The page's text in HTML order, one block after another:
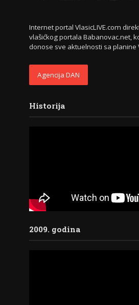
Internet portal VlasicLIVE.com
vlašićkog portala Babanovac.net,
donose sve aktuelnosti sa planine
Agencija DAN
Historija
2009. godina